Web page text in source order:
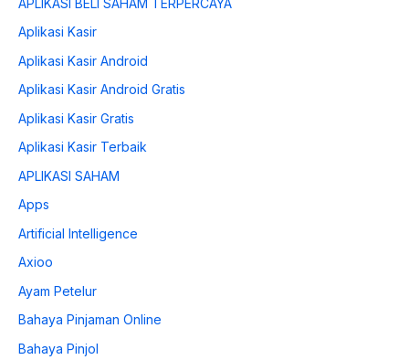
Aplikasi Kasir
Aplikasi Kasir Android
Aplikasi Kasir Android Gratis
Aplikasi Kasir Gratis
Aplikasi Kasir Terbaik
APLIKASI SAHAM
Apps
Artificial Intelligence
Axioo
Ayam Petelur
Bahaya Pinjaman Online
Bahaya Pinjol